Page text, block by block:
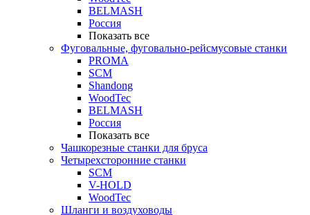
BELMASH
Россия
Показать все
Фуговальные, фуговально-рейсмусовые станки
PROMA
SCM
Shandong
WoodTec
BELMASH
Россия
Показать все
Чашкорезные станки для бруса
Четырехсторонние станки
SCM
V-HOLD
WoodTec
Шланги и воздуховоды